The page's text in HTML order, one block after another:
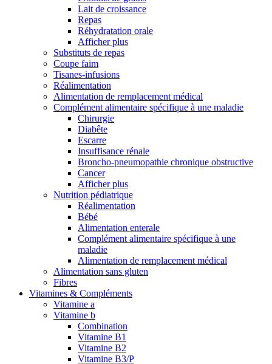
Lait de croissance
Repas
Réhydratation orale
Afficher plus
Substituts de repas
Coupe faim
Tisanes-infusions
Réalimentation
Alimentation de remplacement médical
Complément alimentaire spécifique à une maladie
Chirurgie
Diabête
Escarre
Insuffisance rénale
Broncho-pneumopathie chronique obstructive
Cancer
Afficher plus
Nutrition pédiatrique
Réalimentation
Bébé
Alimentation enterale
Complément alimentaire spécifique à une
maladie
Alimentation de remplacement médical
Alimentation sans gluten
Fibres
Vitamines & Compléments
Vitamine a
Vitamine b
Combination
Vitamine B1
Vitamine B2
Vitamine B3/P